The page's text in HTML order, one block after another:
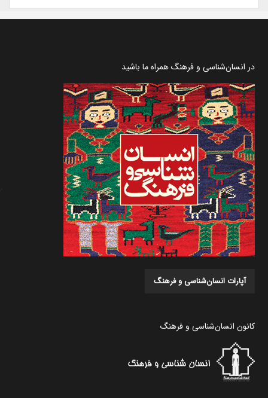
در انسان‌شناسی و فرهنگ همراه ما باشید
آپارات انسان‌شناسی و فرهنگ
کانون انسان‌شناسی و فرهنگ